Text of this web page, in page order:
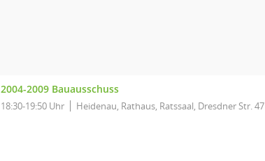
2004-2009 Bauausschuss
18:30-19:50 Uhr Heidenau, Rathaus, Ratssaal, Dresdner Str. 47